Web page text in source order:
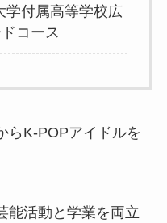
学付属高等学校広
コース
らK-POPアイドルを
能活動と学業を両立